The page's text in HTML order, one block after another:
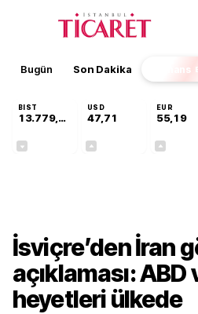
Bugün Son Dakika Finans
BIST
13.779,39
USD
47,71
EUR
55,19
İsviçre’den İran
açıklaması:
heyetleri ülkede